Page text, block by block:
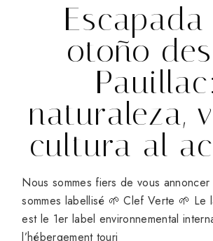
Escapada
otoño
Pauillac:
naturaleza,
cultura al
Nous sommes fiers de vous
sommes labellisé 🌱 Clef Verte 🌱 Le
est le 1er label environnemental
l’hébergement touri